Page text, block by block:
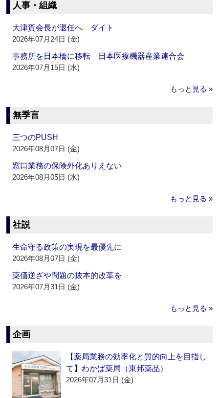
人事・組織
大津賀会長が退任へ ダイト
2026年07月24日 (金)
事務所を日本橋に移転 日本医療機器産業連合会
2026年07月15日 (水)
もっと見る »
無季言
三つのPUSH
2026年08月07日 (金)
窓口業務の保険外化ありえない
2026年08月05日 (水)
もっと見る »
社説
生命守る政策の実現を最優先に
2026年08月07日 (金)
薬価逆ざや問題の抜本的改革を
2026年07月31日 (金)
もっと見る »
企画
【薬局業務の効率化と質的向上を目指し
て】わかば薬局（東邦薬品）
2026年07月31日 (金)